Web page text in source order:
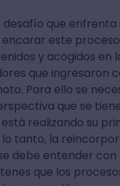
desafío que enfrenta
este
y acogidos en
que ingresaron
Para ello se
que se
realizando su
lo tanto, la
debe entender con
que los